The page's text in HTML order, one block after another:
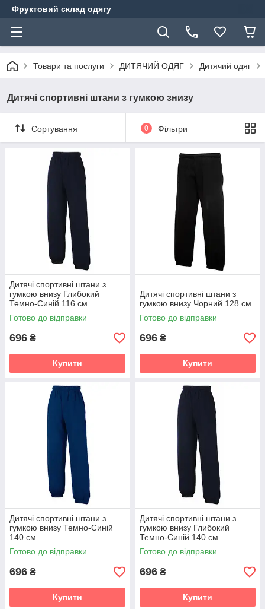
Фруктовий склад одягу
Товари та послуги ДИТЯЧИЙ ОДЯГ Дитячий одяг
Дитячі спортивні штани з гумкою знизу
Сортування 0 Фільтри
Дитячі спортивні штани з
гумкою внизу Глибокий
Темно-Синій 116 см
Готово до відправки
696 ₴
Купити
Дитячі спортивні штани з
гумкою внизу Чорний 128 см
Готово до відправки
696 ₴
Купити
Дитячі спортивні штани з
гумкою внизу Темно-Синій
140 см
Готово до відправки
696 ₴
Купити
Дитячі спортивні штани з
гумкою внизу Глибокий
Темно-Синій 140 см
Готово до відправки
696 ₴
Купити